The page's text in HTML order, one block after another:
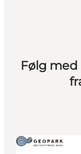
Følg